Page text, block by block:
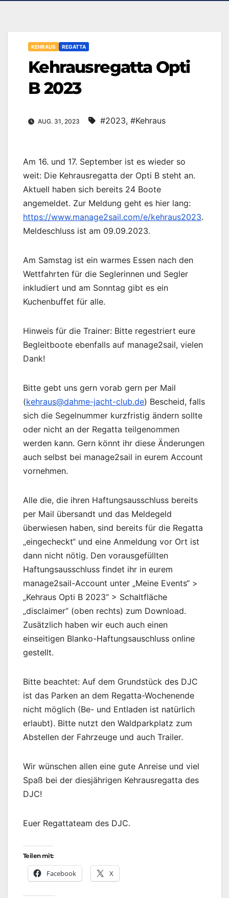
KEHRAUS REGATTA
Kehrausregatta Opti
B 2023
AUG. 31, 2023 #2023, #Kehraus
Am 16. und 17. September ist es wieder so
weit: Die Kehrausregatta der Opti B steht an.
Aktuell haben sich bereits 24 Boote
angemeldet. Zur Meldung geht es hier lang:
https://www.manage2sail.com/e/kehraus2023.
Meldeschluss ist am 09.09.2023.
Am Samstag ist ein warmes Essen nach den
Wettfahrten für die Seglerinnen und Segler
inkludiert und am Sonntag gibt es ein
Kuchenbuffet für alle.
Hinweis für die Trainer: Bitte regestriert eure
Begleitboote ebenfalls auf manage2sail, vielen
Dank!
Bitte gebt uns gern vorab gern per Mail
(kehraus@dahme-jacht-club.de) Bescheid, falls
sich die Segelnummer kurzfristig ändern sollte
oder nicht an der Regatta teilgenommen
werden kann. Gern könnt ihr diese Änderungen
auch selbst bei manage2sail in eurem Account
vornehmen.
Alle die, die ihren Haftungsausschluss bereits
per Mail übersandt und das Meldegeld
überwiesen haben, sind bereits für die Regatta
„eingecheckt“ und eine Anmeldung vor Ort ist
dann nicht nötig. Den vorausgefüllten
Haftungsausschluss findet ihr in eurem
manage2sail-Account unter „Meine Events“ >
„Kehraus Opti B 2023“ > Schaltfläche
„disclaimer“ (oben rechts) zum Download.
Zusätzlich haben wir euch auch einen
einseitigen Blanko-Haftungsauschluss online
gestellt.
Bitte beachtet: Auf dem Grundstück des DJC
ist das Parken an dem Regatta-Wochenende
nicht möglich (Be- und Entladen ist natürlich
erlaubt). Bitte nutzt den Waldparkplatz zum
Abstellen der Fahrzeuge und auch Trailer.
Wir wünschen allen eine gute Anreise und viel
Spaß bei der diesjährigen Kehrausregatta des
DJC!
Euer Regattateam des DJC.
Teilen mit:
Facebook X